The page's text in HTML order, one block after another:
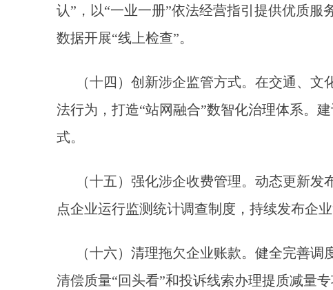
认”，以“一业一册”依法经营指引提供优质
数据开展“线上检查”。
（十四）创新涉企监管方式。在交通、
法行为，打造“站网融合”数智化治理体系。
式。
（十五）强化涉企收费管理。动态更新
点企业运行监测统计调查制度，持续发布企
（十六）清理拖欠企业账款。健全完善
清偿质量“回头看”和投诉线索办理提质减量专